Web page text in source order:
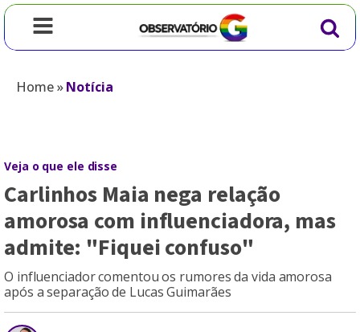
Home»Notícia
Veja o que ele disse
Carlinhos Maia nega relação
amorosa com influenciadora, mas
admite: "Fiquei confuso"
O influenciador comentou os rumores da vida amorosa
após a separação de Lucas Guimarães